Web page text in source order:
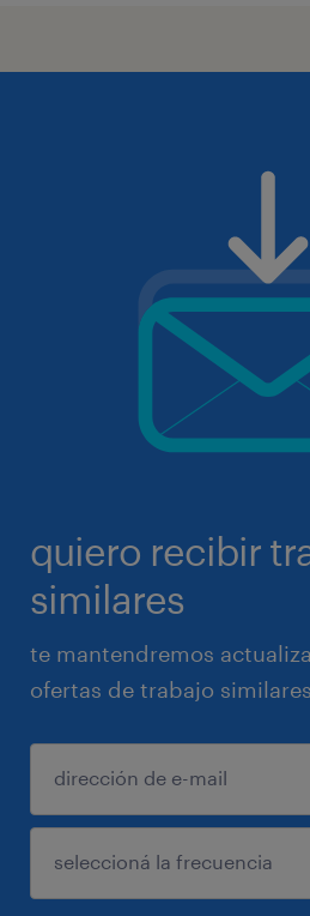
quiero recibir
similares
te mantendremos
ofertas de trabajo